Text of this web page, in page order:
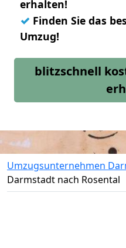
erhalten!
✓ Finden Sie das
Umzug!
blitzschnell
Umzugsunternehmen
Darmstadt nach Rosental